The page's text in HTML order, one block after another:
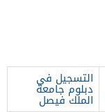
التسجيل في
دبلوم جامعة
الملك فيصل